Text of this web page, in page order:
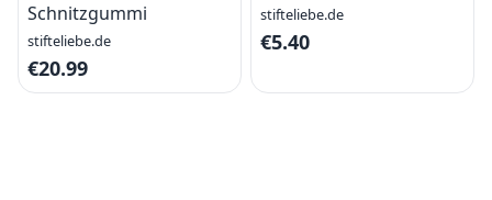
Schnitzgummi
stifteliebe.de
€20.99
stifteliebe.de
€5.40